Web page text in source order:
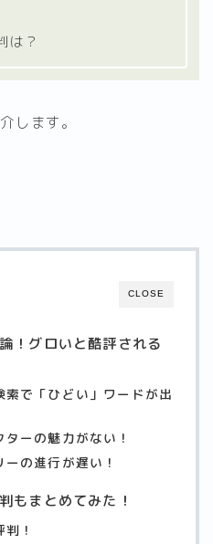
は？
します。
CLOSE
！グロいと酷評される
索で「ひどい」ワードが出
ーの魅力がない！
の進行が遅い！
もまとめてみた！
！